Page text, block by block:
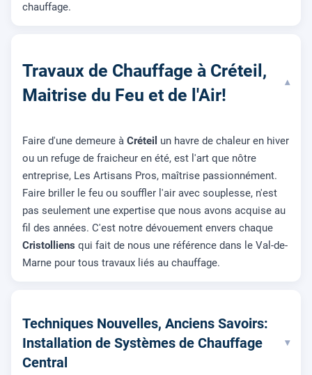
chauffage.
Travaux de Chauffage à Créteil,
Maitrise du Feu et de l'Air!
▾
Faire d'une demeure à Créteil un havre de chaleur en hiver
ou un refuge de fraicheur en été, est l'art que nôtre
entreprise, Les Artisans Pros, maîtrise passionnément.
Faire briller le feu ou souffler l'air avec souplesse, n'est
pas seulement une expertise que nous avons acquise au
fil des années. C'est notre dévouement envers chaque
Cristolliens qui fait de nous une référence dans le Val-de-
Marne pour tous travaux liés au chauffage.
Techniques Nouvelles, Anciens Savoirs:
Installation de Systèmes de Chauffage
Central
▾